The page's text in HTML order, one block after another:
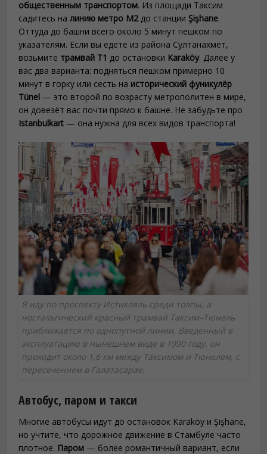
общественным транспортом. Из площади Таксим
садитесь налинию метро M2до станцииŞişhane.
Оттуда до башни всего около 5 минут пешком по
указателям. Если вы едете из района Султанахмет,
возьмите трамвай T1 до остановки Karaköy. Далее у
вас два варианта: подняться пешком примерно 10
минут в горку или сесть на исторический фуникулёр
Tünel — это второй по возрасту метрополитен в мире,
он довезёт вас почти прямо к башне. Не забудьте про
Istanbulkart — она нужна для всех видов транспорта!
Я иду по проспекту Истикляль среди толпы, а
ностальгический красный трамвай Таксим–Тюнель
приближается по однопутной линии. Введенный в
эксплуатацию в нынешнем виде в 1990 году, он
проходит около 1,6 км между Таксимом и Тюнелем, с
пересечением в Галатасарае.
Автобус, паром и такси
Многие автобусы идут до остановок Karaköy и Şişhane,
но учтите, что дорожное движение в Стамбуле часто
плотное. Паром — более романтичный вариант, если